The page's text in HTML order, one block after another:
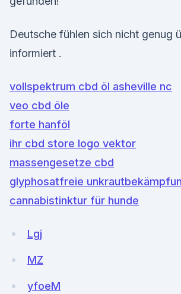
Deutsche fühlen sich nicht genug
informiert .
vollspektrum cbd öl asheville nc
veo cbd öle
forte hanföl
ihr cbd store logo vektor
massengesetze cbd
glyphosatfreie
cannabistinktur für hunde
Lgj
MZ
yfoeM